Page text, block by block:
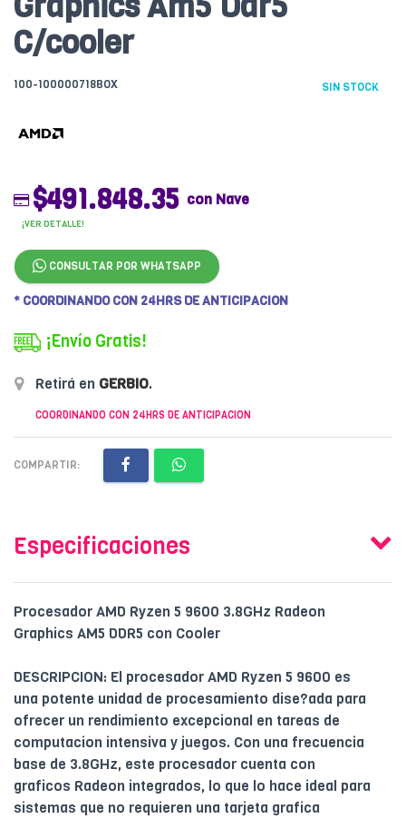
C/cooler
100-100000718BOX SIN STOCK
$491.848.35 con Nave
¡VER DETALLE!
CONSULTAR POR WHATSAPP
* COORDINANDO CON 24HRS DE ANTICIPACION
¡Envío Gratis!
Retirá en GERBIO.
COORDINANDO CON 24HRS DE ANTICIPACION
COMPARTIR:
Especificaciones
Procesador AMD Ryzen 5 9600 3.8GHz Radeon
Graphics AM5 DDR5 con Cooler
DESCRIPCION: El procesador AMD Ryzen 5 9600 es
una potente unidad de procesamiento dise?ada para
ofrecer un rendimiento excepcional en tareas de
computacion intensiva y juegos. Con una frecuencia
base de 3.8GHz, este procesador cuenta con
graficos Radeon integrados, lo que lo hace ideal para
sistemas que no requieren una tarjeta grafica